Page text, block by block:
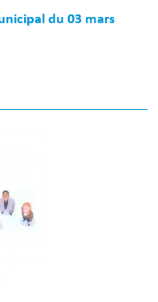
du 03 mars